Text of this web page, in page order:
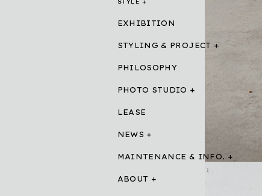
EXHIBITION
STYLING & PROJECT
PHILOSOPHY
PHOTO STUDIO
LEASE
NEWS
MAINTENANCE & INFO.
ABOUT